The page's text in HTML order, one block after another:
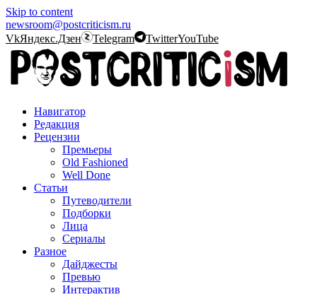
Skip to content
newsroom@postcriticism.ru
VkЯндекс.Дзен Telegram TwitterYouTube
Навигатор
Редакция
Рецензии
Премьеры
Old Fashioned
Well Done
Статьи
Путеводители
Подборки
Лица
Сериалы
Разное
Дайджесты
Превью
Интерактив